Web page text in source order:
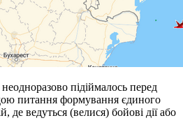
підіймалось перед
питання формування єдиного
де ведуться (велися) бойові дії або